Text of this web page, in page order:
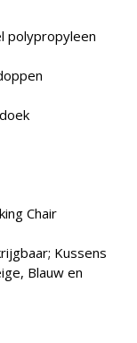
polypropyleen
Chair
Kussens
Blauw en